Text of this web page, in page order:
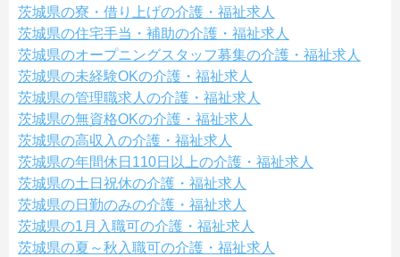
茨城県の寮・借り上げの介護・福祉求人
茨城県の住宅手当・補助の介護・福祉求人
茨城県のオープニングスタッフ募集の介護・福祉求人
茨城県の未経験OKの介護・福祉求人
茨城県の管理職求人の介護・福祉求人
茨城県の無資格OKの介護・福祉求人
茨城県の高収入の介護・福祉求人
茨城県の年間休日110日以上の介護・福祉求人
茨城県の土日祝休の介護・福祉求人
茨城県の日勤のみの介護・福祉求人
茨城県の1月入職可の介護・福祉求人
茨城県の夏～秋入職可の介護・福祉求人